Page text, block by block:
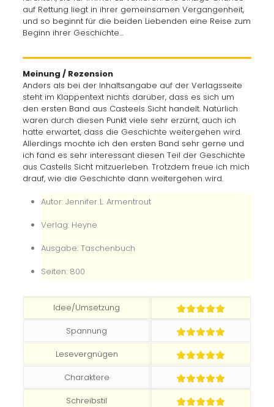
auf Rettung liegt in ihrer gemeinsamen Vergangenheit,
und so beginnt für die beiden Liebenden eine Reise zum
Beginn ihrer Geschichte…
Meinung / Rezension
Anders als bei der Inhaltsangabe auf der Verlagsseite
steht im Klappentext nichts darüber, dass es sich um
den ersten Band aus Casteels Sicht handelt. Natürlich
waren durch diesen Punkt viele sehr erzürnt, auch ich
hatte erwartet, dass die Geschichte weitergehen wird.
Allerdings mochte ich den ersten Band sehr gerne und
ich fand es sehr interessant diesen Teil der Geschichte
aus Castells Sicht mitzuerleben. Trotzdem freue ich mich
drauf, wie die Geschichte dann weitergehen wird.
Autor: Jennifer L. Armentrout
Verlag: Heyne
Ausgabe: Taschenbuch
Seiten: 800
Idee/Umsetzung
Spannung
Lesevergnügen
Charaktere
Schreibstil